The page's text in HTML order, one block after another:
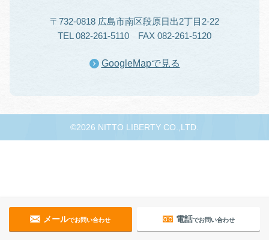
メールでお問い合わせ 電話でお問い合わせ
〒732-0818 広島市南区段原日出2丁目2-22
TEL 082-261-5110 FAX 082-261-5120
GoogleMapで見る
©2026 NITTO LIBERTY CO.,LTD.